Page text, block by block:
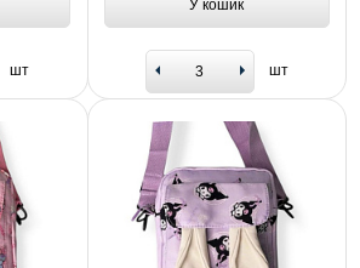
шт
У кошик
шт